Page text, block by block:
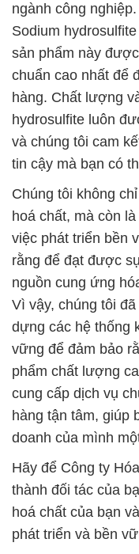
ngành công
Sodium
sản phẩm này
chuẩn cao nhất để
hàng. Chất lượng
hydrosulfite luôn
và chúng tôi cam
tin cậy mà bạn có
Chúng tôi không
hoá chất, mà còn
việc phát triển bền
rằng để đạt được
nguồn cung ứng
Vì vậy, chúng tôi
dựng các hệ thống
vững để đảm bảo
phẩm chất lượng
cung cấp dịch vụ
hàng tận tâm, giúp
doanh của mình
Hãy để Công ty
thành đối tác của
hoá chất của bạn
phát triển và bền